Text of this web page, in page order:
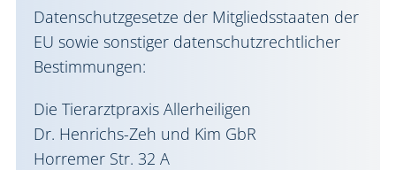
Datenschutzgesetze der Mitgliedsstaaten der
EU sowie sonstiger datenschutzrechtlicher
Bestimmungen:
Die Tierarztpraxis Allerheiligen
Dr. Henrichs-Zeh und Kim GbR
Horremer Str. 32 A